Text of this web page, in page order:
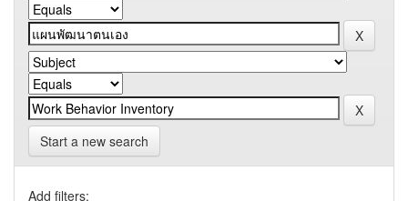
Start a new search
Add filters: